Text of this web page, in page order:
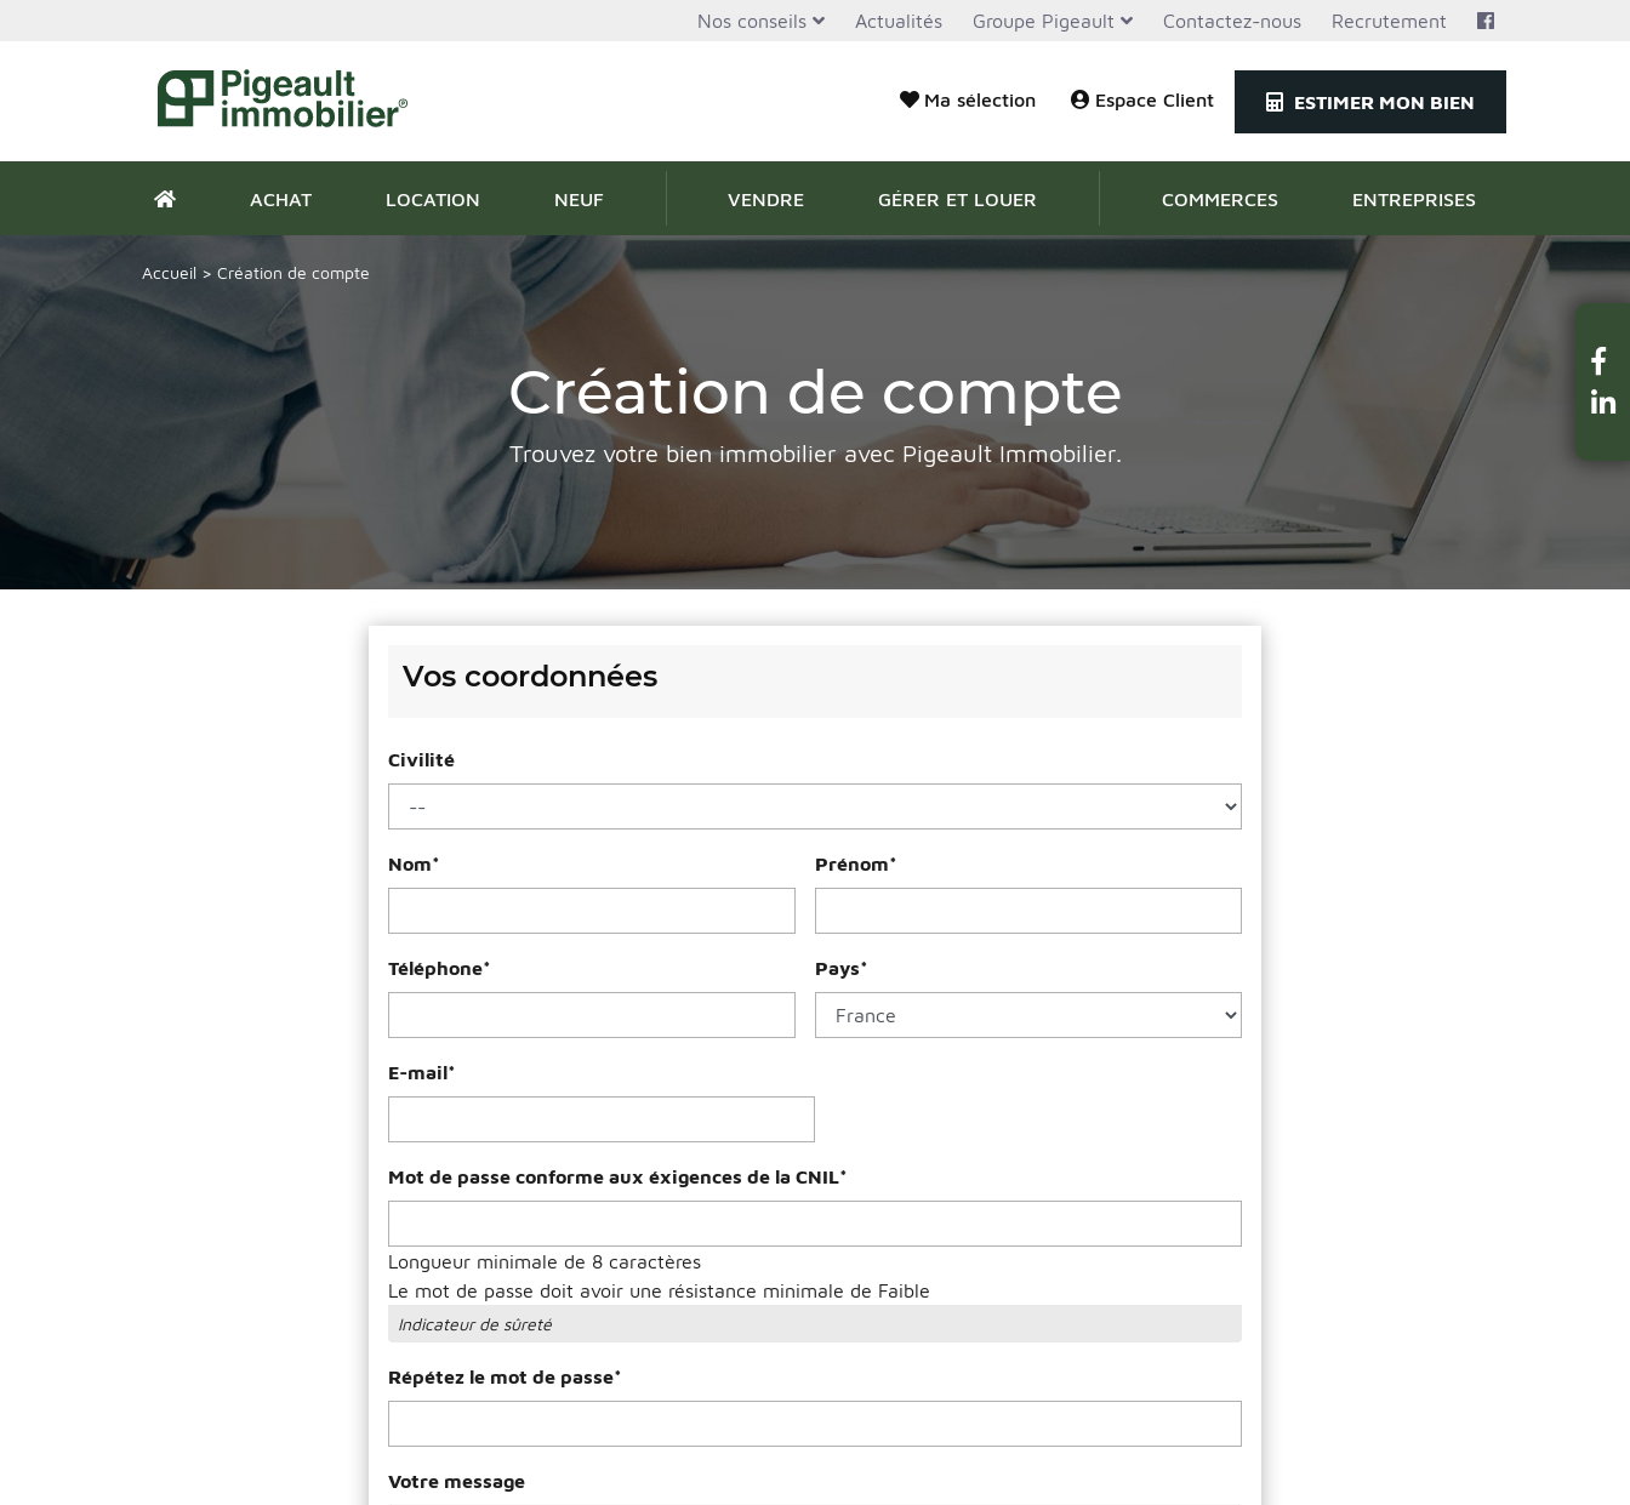
Nos conseils Actualités Groupe Pigeault Contactez-nous Recrutement
Ma sélection Espace Client ESTIMER MON BIEN
ACHAT LOCATION NEUF VENDRE GÉRER ET LOUER COMMERCES ENTREPRISES
Création de compte
Trouvez votre bien immobilier avec Pigeault Immobilier.
Accueil > Création de compte
Vos coordonnées
Civilité
Nom* Prénom*
Téléphone* Pays*
E-mail*
Mot de passe conforme aux éxigences de la CNIL*
Longueur minimale de 8 caractères
Le mot de passe doit avoir une résistance minimale de Faible
Indicateur de sûreté
Répétez le mot de passe*
Votre message